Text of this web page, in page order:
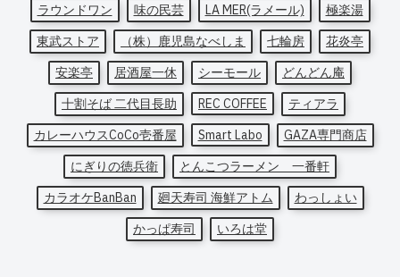
ラウンドワン
味の民芸 LA MER(ラメール)
極楽湯
東武ストア
（株）鹿児島なべしま 七輪房
花炎亭
安楽亭
居酒屋一休 シーモール
どんどん庵
十割そば 二代目長助
REC COFFEE
ティアラ
カレーハウスCoCo壱番屋
Smart Labo
GAZA専門商店
にぎりの徳兵衛
とんこつラーメン 一番軒
カラオケBanBan
廻天寿司 海鮮アトム
わっしょい
かっぱ寿司
いろは堂